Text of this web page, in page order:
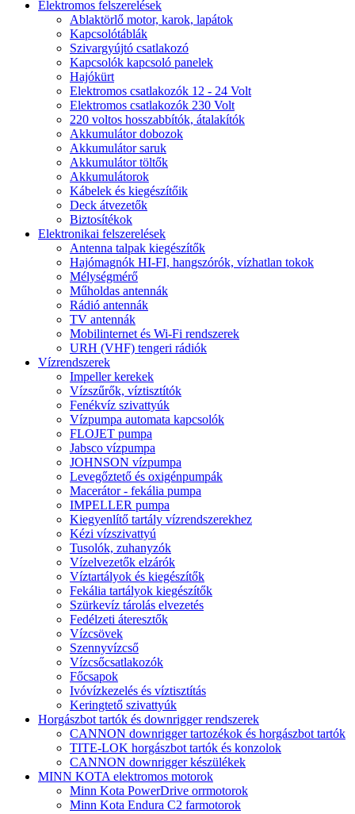
Elektromos felszerelések
Ablaktörlő motor, karok, lapátok
Kapcsolótáblák
Szivargyújtó csatlakozó
Kapcsolók kapcsoló panelek
Hajókürt
Elektromos csatlakozók 12 - 24 Volt
Elektromos csatlakozók 230 Volt
220 voltos hosszabbítók, átalakítók
Akkumulátor dobozok
Akkumulátor saruk
Akkumulátor töltők
Akkumulátorok
Kábelek és kiegészítőik
Deck átvezetők
Biztosítékok
Elektronikai felszerelések
Antenna talpak kiegészítők
Hajómagnók HI-FI, hangszórók, vízhatlan tokok
Mélységmérő
Műholdas antennák
Rádió antennák
TV antennák
Mobilinternet és Wi-Fi rendszerek
URH (VHF) tengeri rádiók
Vízrendszerek
Impeller kerekek
Vízszűrők, víztisztítók
Fenékvíz szivattyúk
Vízpumpa automata kapcsolók
FLOJET pumpa
Jabsco vízpumpa
JOHNSON vízpumpa
Levegőztető és oxigénpumpák
Macerátor - fekália pumpa
IMPELLER pumpa
Kiegyenlítő tartály vízrendszerekhez
Kézi vízszivattyú
Tusolók, zuhanyzók
Vízelvezetők elzárók
Víztartályok és kiegészítők
Fekália tartályok kiegészítők
Szürkevíz tárolás elvezetés
Fedélzeti áteresztők
Vízcsövek
Szennyvízcső
Vízcsőcsatlakozók
Főcsapok
Ivóvízkezelés és víztisztítás
Keringtető szivattyúk
Horgászbot tartók és downrigger rendszerek
CANNON downrigger tartozékok és horgászbot tartók
TITE-LOK horgászbot tartók és konzolok
CANNON downrigger készülékek
MINN KOTA elektromos motorok
Minn Kota PowerDrive orrmotorok
Minn Kota Endura C2 farmotorok